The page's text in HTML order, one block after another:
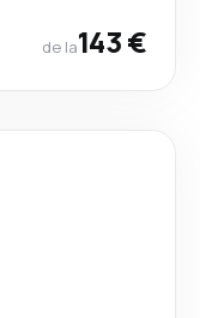
de la143 €